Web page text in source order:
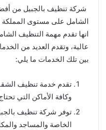
شركة تنظيف بالجبيل من
الشامل على مستوى المملكة
انها تقدم مهمة التنظيف
عالية، وتقدم العديد من
بين تلك الخدمات ما يلي:
تقدم خدمة تنظيف
وكافة الأماكن التي
توفر شركة تنظيف
الخاصة والمساجد